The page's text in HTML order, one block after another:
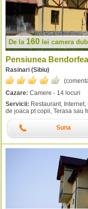
De la 160 lei camera
Pensiunea
Rasinari (Sibiu)
Cazare: Camere - 14 locuri
Servicii: Restaurant,
de joaca pt copii, Terasa sau
Suna